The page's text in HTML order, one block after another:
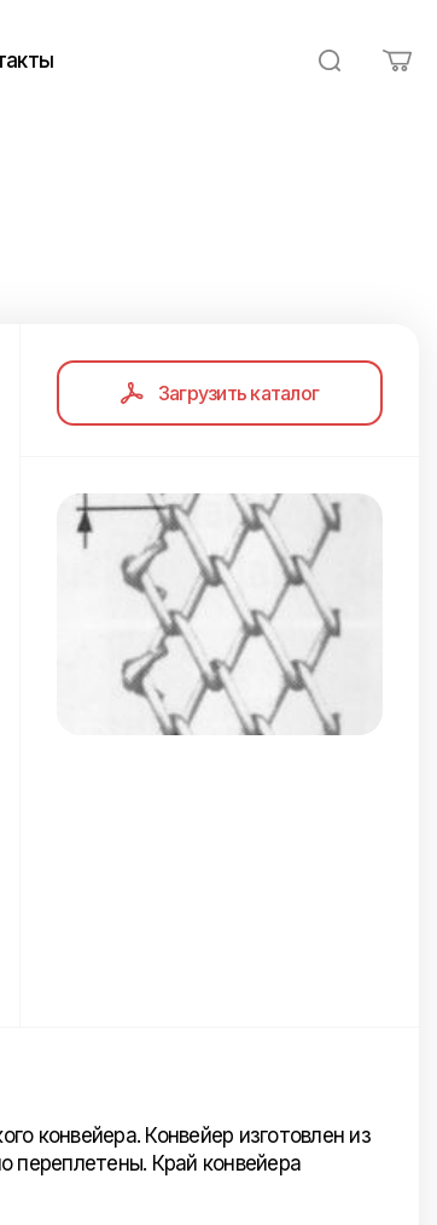
Загрузить каталог
конвейера. Конвейер изготовлен из
переплетены. Край конвейера